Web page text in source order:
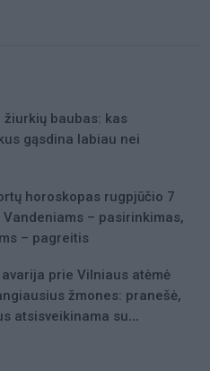
žiurkių baubas: kas
gąsdina labiau nei
horoskopas rugpjūčio 7
Vandeniams – pasirinkimas,
– pagreitis
prie Vilniaus atėmė
žmones: pranešė,
atsisveikinama su